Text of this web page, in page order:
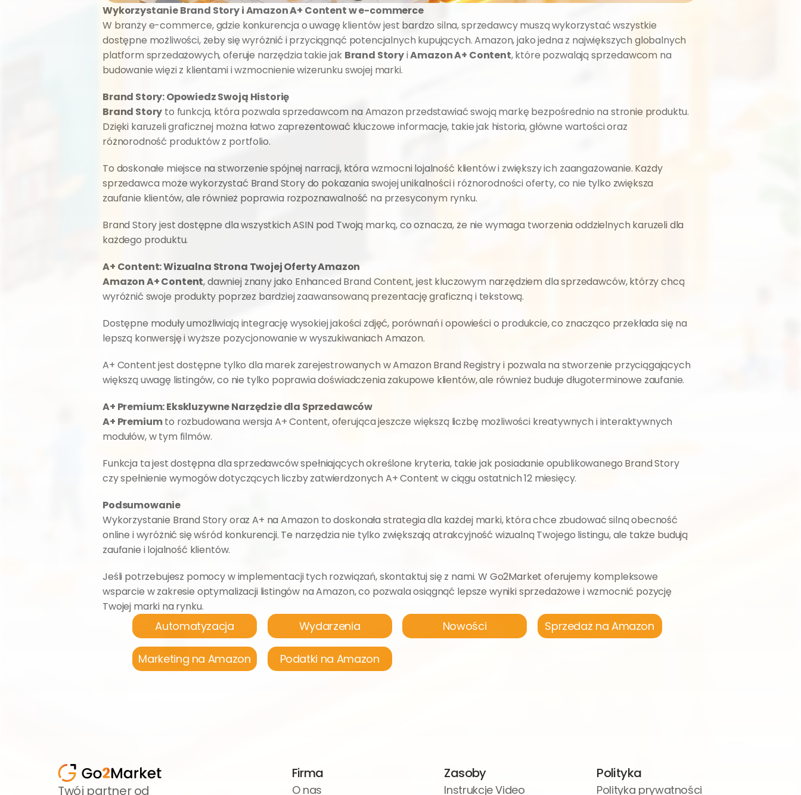
Wykorzystanie Brand Story i Amazon A+ Content w e-commerce
W branży e-commerce, gdzie konkurencja o uwagę klientów jest bardzo silna, sprzedawcy muszą wykorzystać wszystkie
dostępne możliwości, żeby się wyróżnić i przyciągnąć potencjalnych kupujących. Amazon, jako jedna z największych globalnych
platform sprzedażowych, oferuje narzędzia takie jak Brand Story i Amazon A+ Content, które pozwalają sprzedawcom na
budowanie więzi z klientami i wzmocnienie wizerunku swojej marki.
Brand Story: Opowiedz Swoją Historię
Brand Story to funkcja, która pozwala sprzedawcom na Amazon przedstawiać swoją markę bezpośrednio na stronie produktu.
Dzięki karuzeli graficznej można łatwo zaprezentować kluczowe informacje, takie jak historia, główne wartości oraz
różnorodność produktów z portfolio.
To doskonałe miejsce na stworzenie spójnej narracji, która wzmocni lojalność klientów i zwiększy ich zaangażowanie. Każdy
sprzedawca może wykorzystać Brand Story do pokazania swojej unikalności i różnorodności oferty, co nie tylko zwiększa
zaufanie klientów, ale również poprawia rozpoznawalność na przesyconym rynku.
Brand Story jest dostępne dla wszystkich ASIN pod Twoją marką, co oznacza, że nie wymaga tworzenia oddzielnych karuzeli dla
każdego produktu.
A+ Content: Wizualna Strona Twojej Oferty Amazon
Amazon A+ Content, dawniej znany jako Enhanced Brand Content, jest kluczowym narzędziem dla sprzedawców, którzy chcą
wyróżnić swoje produkty poprzez bardziej zaawansowaną prezentację graficzną i tekstową.
Dostępne moduły umożliwiają integrację wysokiej jakości zdjęć, porównań i opowieści o produkcie, co znacząco przekłada się na
lepszą konwersję i wyższe pozycjonowanie w wyszukiwaniach Amazon.
A+ Content jest dostępne tylko dla marek zarejestrowanych w Amazon Brand Registry i pozwala na stworzenie przyciągających
większą uwagę listingów, co nie tylko poprawia doświadczenia zakupowe klientów, ale również buduje długoterminowe zaufanie.
A+ Premium: Ekskluzywne Narzędzie dla Sprzedawców
A+ Premium to rozbudowana wersja A+ Content, oferująca jeszcze większą liczbę możliwości kreatywnych i interaktywnych
modułów, w tym filmów.
Funkcja ta jest dostępna dla sprzedawców spełniających określone kryteria, takie jak posiadanie opublikowanego Brand Story
czy spełnienie wymogów dotyczących liczby zatwierdzonych A+ Content w ciągu ostatnich 12 miesięcy.
Podsumowanie
Wykorzystanie Brand Story oraz A+ na Amazon to doskonała strategia dla każdej marki, która chce zbudować silną obecność
online i wyróżnić się wśród konkurencji. Te narzędzia nie tylko zwiększają atrakcyjność wizualną Twojego listingu, ale także budują
zaufanie i lojalność klientów.
Jeśli potrzebujesz pomocy w implementacji tych rozwiązań, skontaktuj się z nami. W Go2Market oferujemy kompleksowe
wsparcie w zakresie optymalizacji listingów na Amazon, co pozwala osiągnąć lepsze wyniki sprzedażowe i wzmocnić pozycję
Twojej marki na rynku.
Automatyzacja Wydarzenia Nowości Sprzedaż na Amazon
Marketing na Amazon Podatki na Amazon
Twój partner od
Firma
O nas
Zasoby
Instrukcje Video
Polityka
Polityka prywatności